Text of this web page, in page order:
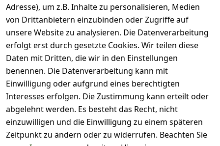
40 Liter | 0,37 € / Liter
Sofort versandfertig, Lieferzeit 1 - 3 Tage
14,99 €
*
Hinzufügen
Ziegler Gregor GmbH
Pro Natur Rosenerde Kultursubstrat,
torffrei, 18 Liter
0
18 Liter | 0,61 € / Liter
Adresse), um z.B. Inhalte zu personalisieren, Medien
von Drittanbietern einzubinden oder Zugriffe auf
unsere Website zu analysieren. Die Datenverarbeitung
erfolgt erst durch gesetzte Cookies. Wir teilen diese
Daten mit Dritten, die wir in den Einstellungen
benennen. Die Datenverarbeitung kann mit
Einwilligung oder aufgrund eines berechtigten
Interesses erfolgen. Die Zustimmung kann erteilt oder
abgelehnt werden. Es besteht das Recht, nicht
einzuwilligen und die Einwilligung zu einem späteren
Zeitpunkt zu ändern oder zu widerrufen. Beachten Sie